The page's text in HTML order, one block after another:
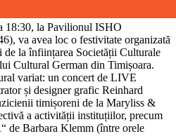
18:30, la Pavilionul ISHO
va avea loc o festivitate organizată
la înființarea Societății Culturale
Cultural German din Timișoara.
variat: un concert de LIVE
și designer grafic Reinhard
timișoreni de la Maryliss &
a activității instituțiilor, precum
de Barbara Klemm (între orele